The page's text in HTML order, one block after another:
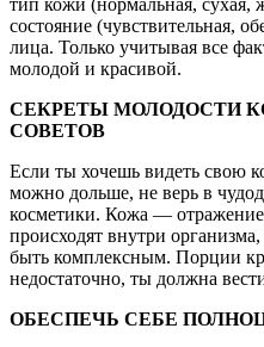
состояние (чувствительная,
лица. Только учитывая все
молодой и красивой.
СЕКРЕТЫ МОЛОДОСТИ
СОВЕТОВ
Если ты хочешь видеть свою
можно дольше, не верь в
косметики. Кожа —
происходят внутри
быть комплексным. Порции
недостаточно, ты должна
ОБЕСПЕЧЬ СЕБЕ